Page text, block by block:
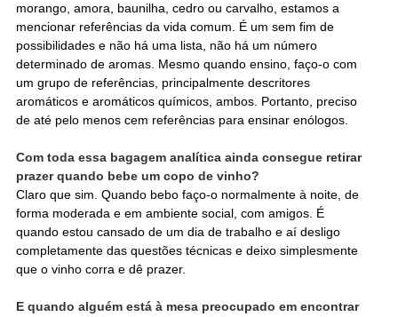
morango, amora, baunilha, cedro ou carvalho, estamos a
mencionar referências da vida comum. É um sem fim de
possibilidades e não há uma lista, não há um número
determinado de aromas. Mesmo quando ensino, faço-o com
um grupo de referências, principalmente descritores
aromáticos e aromáticos químicos, ambos. Portanto, preciso
de até pelo menos cem referências para ensinar enólogos.
Com toda essa bagagem analítica ainda consegue retirar
prazer quando bebe um copo de vinho?
Claro que sim. Quando bebo faço-o normalmente à noite, de
forma moderada e em ambiente social, com amigos. É
quando estou cansado de um dia de trabalho e aí desligo
completamente das questões técnicas e deixo simplesmente
que o vinho corra e dê prazer.
E quando alguém está à mesa preocupado em encontrar